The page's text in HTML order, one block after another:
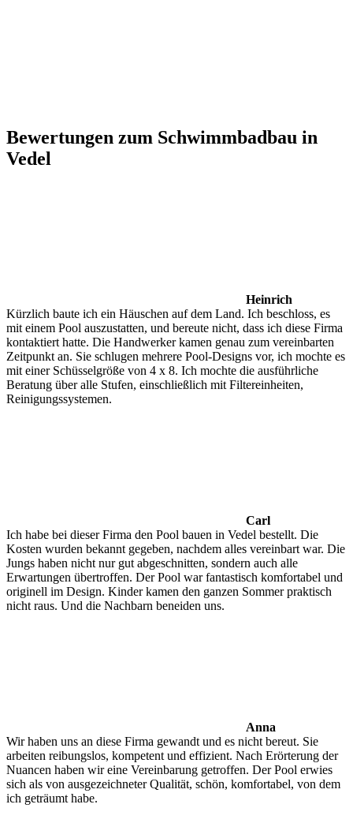
Bewertungen zum Schwimmbadbau in
Vedel
Heinrich
Kürzlich baute ich ein Häuschen auf dem Land. Ich beschloss, es
mit einem Pool auszustatten, und bereute nicht, dass ich diese Firma
kontaktiert hatte. Die Handwerker kamen genau zum vereinbarten
Zeitpunkt an. Sie schlugen mehrere Pool-Designs vor, ich mochte es
mit einer Schüsselgröße von 4 x 8. Ich mochte die ausführliche
Beratung über alle Stufen, einschließlich mit Filtereinheiten,
Reinigungssystemen.
Carl
Ich habe bei dieser Firma den Pool bauen in Vedel bestellt. Die
Kosten wurden bekannt gegeben, nachdem alles vereinbart war. Die
Jungs haben nicht nur gut abgeschnitten, sondern auch alle
Erwartungen übertroffen. Der Pool war fantastisch komfortabel und
originell im Design. Kinder kamen den ganzen Sommer praktisch
nicht raus. Und die Nachbarn beneiden uns.
Anna
Wir haben uns an diese Firma gewandt und es nicht bereut. Sie
arbeiten reibungslos, kompetent und effizient. Nach Erörterung der
Nuancen haben wir eine Vereinbarung getroffen. Der Pool erwies
sich als von ausgezeichneter Qualität, schön, komfortabel, von dem
ich geträumt habe.